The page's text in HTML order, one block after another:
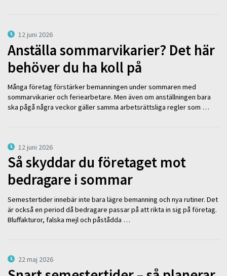
12 juni 2026
Anställa sommarvikarier? Det här
behöver du ha koll på
Många företag förstärker bemanningen under sommaren med
sommarvikarier och feriearbetare. Men även om anställningen bara
ska pågå några veckor gäller samma arbetsrättsliga regler som …
12 juni 2026
Så skyddar du företaget mot
bedragare i sommar
Semestertider innebär inte bara lägre bemanning och nya rutiner. Det
är också en period då bedragare passar på att rikta in sig på företag.
Bluffakturor, falska mejl och påstådda …
22 maj 2026